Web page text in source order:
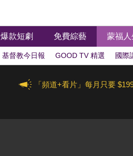
爆款短劇 免費綜藝 蒙福人
基督教今日報 GOOD TV 精選 國際
「頻道+看片」每月只要